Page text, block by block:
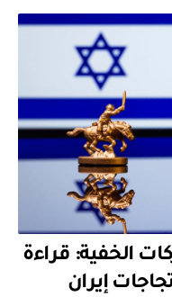
الخفية: قراءة
إيران